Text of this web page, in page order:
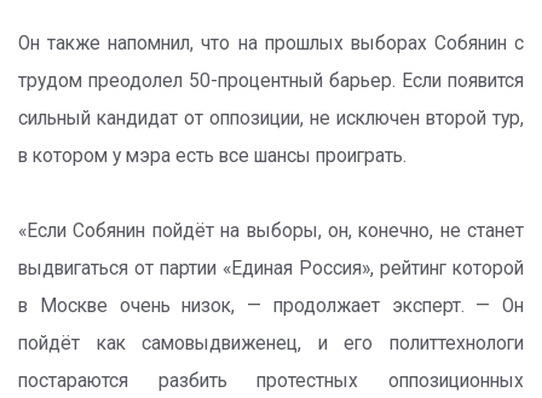
Он также напомнил, что на прошлых выборах Собянин с
трудом преодолел 50-процентный барьер. Если появится
сильный кандидат от оппозиции, не исключен второй тур,
в котором у мэра есть все шансы проиграть.
«Если Собянин пойдёт на выборы, он, конечно, не станет
выдвигаться от партии «Единая Россия», рейтинг которой
в Москве очень низок, — продолжает эксперт. — Он
пойдёт как самовыдвиженец, и его политтехнологи
постараются разбить протестных оппозиционных